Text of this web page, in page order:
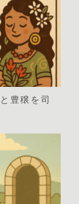
豊穣を司